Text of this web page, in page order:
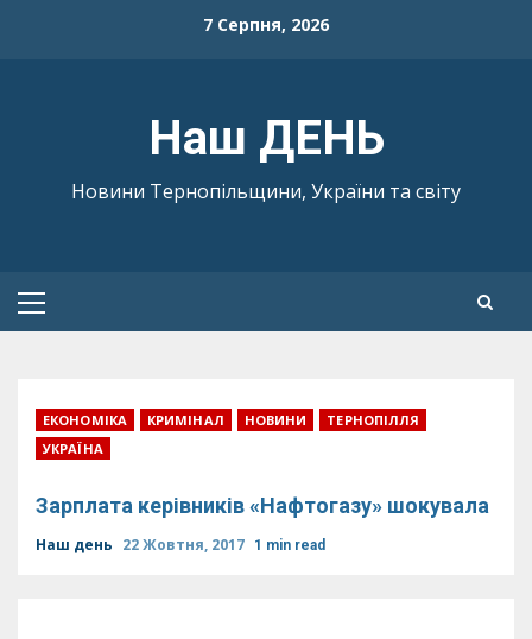
7 Серпня, 2026
Наш ДЕНЬ
Новини Тернопільщини, України та світу
Primary
ЕКОНОМІКА КРИМІНАЛ НОВИНИ
ТЕРНОПІЛЛЯ
УКРАЇНА
Зарплата керівників «Нафтогазу» шокувала
Наш день 22 Жовтня, 2017 1 min read